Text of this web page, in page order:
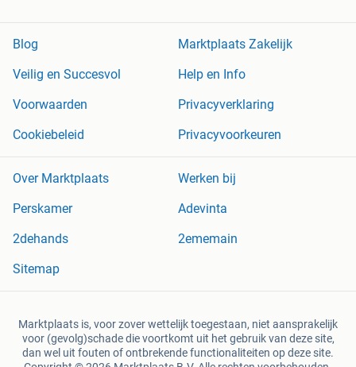
Blog
Marktplaats Zakelijk
Veilig en Succesvol
Help en Info
Voorwaarden
Privacyverklaring
Cookiebeleid
Privacyvoorkeuren
Over Marktplaats
Werken bij
Perskamer
Adevinta
2dehands
2ememain
Sitemap
Marktplaats is, voor zover wettelijk toegestaan, niet aansprakelijk
voor (gevolg)schade die voortkomt uit het gebruik van deze site,
dan wel uit fouten of ontbrekende functionaliteiten op deze site.